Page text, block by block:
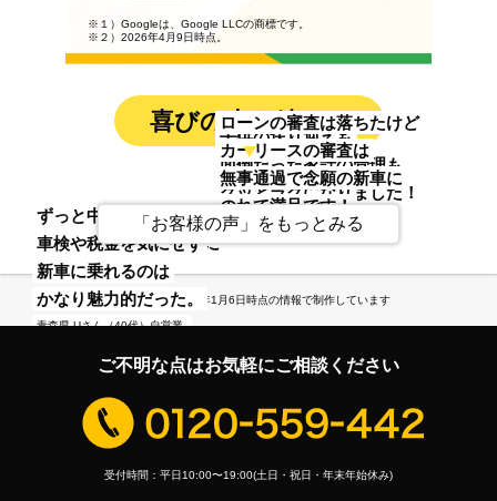
※１）Googleは、Google LLCの商標です。
※２）2026年4月9日時点。
喜びの声も続々！
貯金がなくても
乗りたいと思った新車に
乗れるんだって
正直、驚きましたね。
埼玉県 Mさん（20代）大工
子供の送り迎えも
面倒だった家計の管理も
グッとラクになりました！
東京都 Oさん（30代）主婦
ずっと中古車だったから
車検や税金を気にせず
新車に乗れるのは
かなり魅力的だった。
青森県 Uさん（40代）自営業
ローンの審査は落ちたけど
カーリースの審査は
無事通過で念願の新車に
のれて満足です！
神奈川県 Kさん（40代）バス運転手
「お客様の声」をもっとみる
※この記事は2026年1月6日時点の情報で制作しています
ご不明な点はお気軽にご相談ください
受付時間：平日10:00〜19:00(土日・祝日・年末年始休み)